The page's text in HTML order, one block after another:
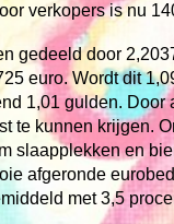
verkopers is nu
gedeeld door
euro. Wordt dit
1,01 gulden.
te kunnen krijgen.
slaapplekken en
afgeronde
met 3,5